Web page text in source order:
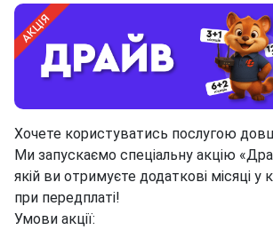
Хочете користуватись послугою
Ми запускаємо спеціальну акцію
якій ви отримуєте додаткові місяці у
при передплаті!
Умови акції: